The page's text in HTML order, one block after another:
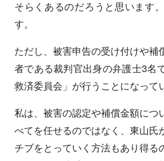
そらくあるのだろうと思います
す。
ただし、被害申告の受け付けや補
者である裁判官出身の弁護士3名
救済委員会」が行うことになって
私は、被害の認定や補償金額につ
べてを任せるのではなく、東山氏
チブをとっていく方法もあり得る